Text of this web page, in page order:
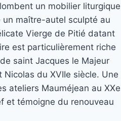
un mobilier liturgique
maître-autel sculpté au
Vierge de Pitié datant
est particulièrement riche
saint Jacques le Majeur
du XVIIe siècle. Une
ateliers Mauméjean au XXe
et témoigne du renouveau